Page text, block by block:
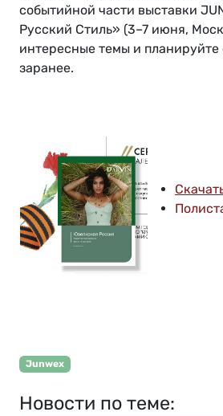
событийной части выставки
Русский Стиль» (3–7 июня,
интересные темы и планируйте
заранее.
Junwex
Новости по теме: